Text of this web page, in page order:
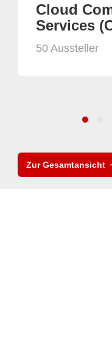
Cloud
Services
50 Aussteller
Zur Gesamtansicht